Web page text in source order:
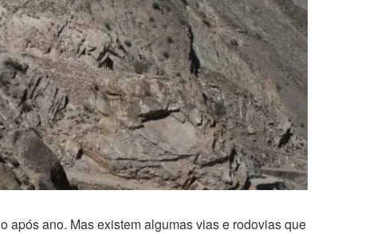
após ano. Mas existem algumas vias e rodovias que